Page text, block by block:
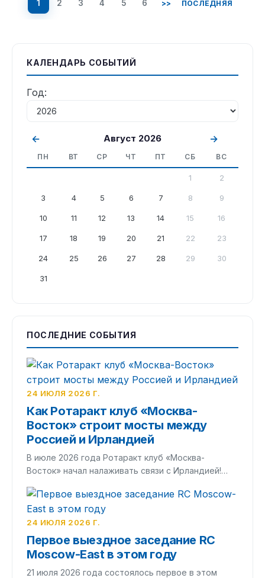
1 2 3 4 5 6 >> ПОСЛЕДНЯЯ
КАЛЕНДАРЬ СОБЫТИЙ
Год:
← Август 2026 →
ПН ВТ СР ЧТ ПТ СБ ВС
1 2
3 4 5 6 7 8 9
10 11 12 13 14 15 16
17 18 19 20 21 22 23
24 25 26 27 28 29 30
31
ПОСЛЕДНИЕ СОБЫТИЯ
24 ИЮЛЯ 2026 Г.
Как Ротаракт клуб «Москва-
Восток» строит мосты между
Россией и Ирландией
В июле 2026 года Ротаракт клуб «Москва-
Восток» начал налаживать связи с Ирландией!…
24 ИЮЛЯ 2026 Г.
Первое выездное заседание RC
Moscow-East в этом году
21 июля 2026 года состоялось первое в этом